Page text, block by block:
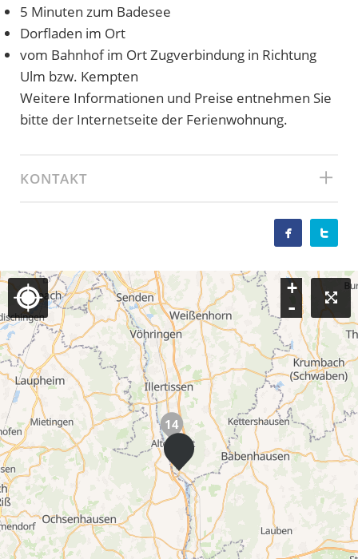
5 Minuten zum Badesee
Dorfladen im Ort
vom Bahnhof im Ort Zugverbindung in Richtung
Ulm bzw. Kempten
Weitere Informationen und Preise entnehmen Sie
bitte der Internetseite der Ferienwohnung.
KONTAKT
 
14
+
-